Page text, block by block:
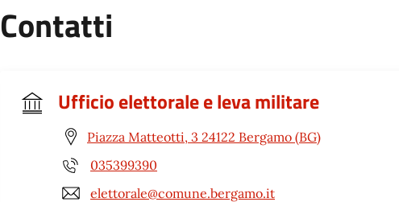
Contatti
Ufficio elettorale e leva militare
Piazza Matteotti, 3 24122 Bergamo (BG)
035399390
elettorale@comune.bergamo.it